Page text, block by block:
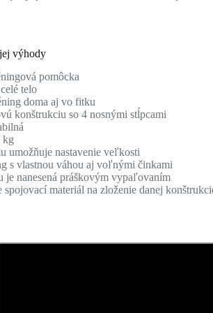
výhody
pomôcka
telo
doma aj vo fitku
konštrukciu so 4 nosnými stĺpcami
kg
umožňuje nastavenie veľkosti
s vlastnou váhou aj voľnými činkami
je nanesená práškovým vypaľovaním
spojovací materiál na zloženie danej